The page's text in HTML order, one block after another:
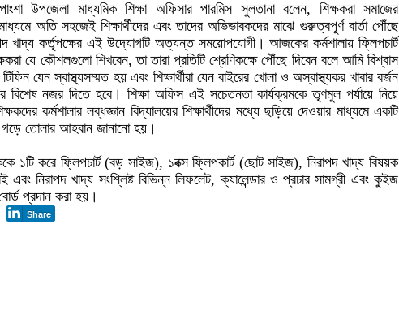
উপজেলা মাধ্যমিক শিক্ষা অফিসার পারমিস সুলতানা বলেন, শিক্ষকরা সমাজের
অতি সহজেই শিক্ষার্থীদের এবং তাদের অভিভাবকদের মাঝে গুরুত্বপূর্ণ বার্তা পৌঁছে
খাদ্য কর্তৃপক্ষের এই উদ্যোগটি অত্যন্ত সময়োপযোগী। আজকের কর্মশালায় ফ্লিপচার্ট
যে কৌশলগুলো শিখবেন, তা তারা প্রতিটি শ্রেণিকক্ষে পৌঁছে দিবেন বলে আমি বিশ্বাস
যেন স্বাস্থ্যসম্মত হয় এবং শিক্ষার্থীরা যেন বাইরের খোলা ও অস্বাস্থ্যকর খাবার বর্জন
বিশেষ নজর দিতে হবে। শিক্ষা অফিস এই সচেতনতা কার্যক্রমকে তৃণমুল পর্যায়ে নিয়ে
কর্মশালার লব্ধজ্ঞান বিদ্যালয়ের শিক্ষার্থীদের মধ্যে ছড়িয়ে দেওয়ার মাধ্যমে একটি
তোলার আহবান জানানো হয়।
১টি করে ফ্লিপচার্ট (বড় সাইজ), ১বক্স ফ্লিপকার্ট (ছোট সাইজ), নিরাপদ খাদ্য বিষয়ক
বই এবং নিরাপদ খাদ্য সংশ্লিষ্ট বিভিন্ন লিফলেট, ক্যালেন্ডার ও প্রচার সামগ্রী এবং কুইজ
প্রদান করা হয়।
Share